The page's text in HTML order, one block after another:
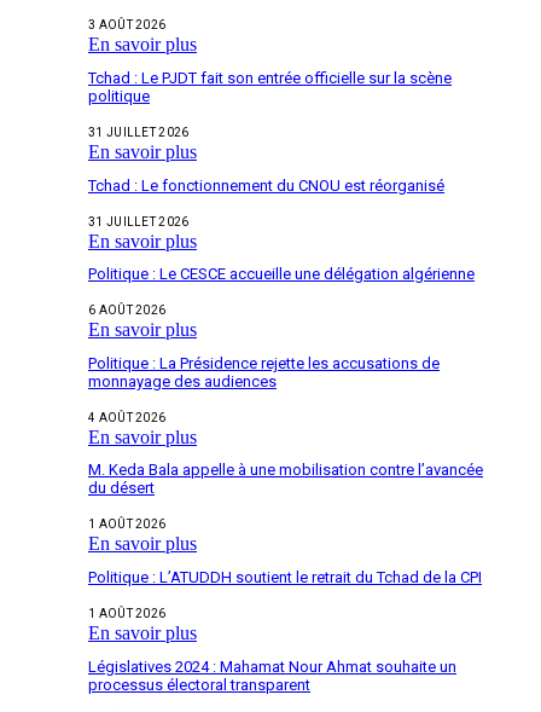
3 AOÛT 2026
En savoir plus
Tchad : Le PJDT fait son entrée officielle sur la scène
politique
31 JUILLET 2026
En savoir plus
Tchad : Le fonctionnement du CNOU est réorganisé
31 JUILLET 2026
En savoir plus
Politique : Le CESCE accueille une délégation algérienne
6 AOÛT 2026
En savoir plus
Politique : La Présidence rejette les accusations de
monnayage des audiences
4 AOÛT 2026
En savoir plus
M. Keda Bala appelle à une mobilisation contre l’avancée
du désert
1 AOÛT 2026
En savoir plus
Politique : L’ATUDDH soutient le retrait du Tchad de la CPI
1 AOÛT 2026
En savoir plus
Législatives 2024 : Mahamat Nour Ahmat souhaite un
processus électoral transparent